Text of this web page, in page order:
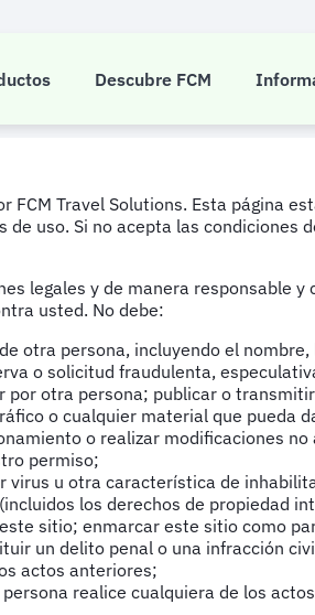
Descubre FCM
uso del
FCM Travel Solutions. Esta página
uso. Si no acepta las
legales y de manera responsable
usted. No debe:
otra persona, incluyendo el
o solicitud fraudulenta,
por otra persona; publicar o
o cualquier material que pueda
o realizar modificaciones
permiso;
virus u otra característica de
los derechos de propiedad
sitio; enmarcar este sitio como
un delito penal o una infracción
actos anteriores;
realice cualquiera de los